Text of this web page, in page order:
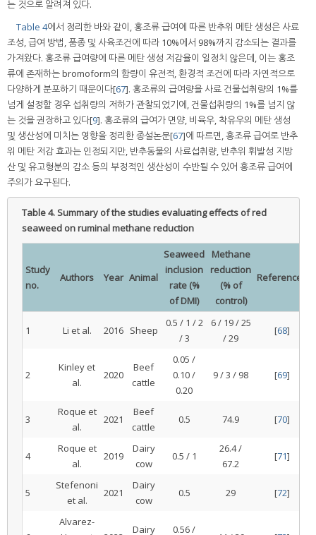
는 것으로 알려져 있다.
Table 4에서 정리한 바와 같이, 홍조류 급여에 따른 반추위 메탄 생성은 사료
조성, 급여 방법, 품종 및 사육조건에 따라 10%에서 98%까지 감소되는 결과를
가져왔다. 홍조류 급여량에 따른 메탄 생성 저감율이 일정치 않은데, 이는 홍조
류에 존재하는 bromoform의 함량이 유전적, 환경적 조건에 따라 자연적으로
다양하게 분포하기 때문이다[67]. 홍조류의 급여량을 사료 건물섭취량의 1%를
넘게 설정할 경우 섭취량의 저하가 관찰되었기에, 건물섭취량의 1%를 넘지 않
는 것을 권장하고 있다[9]. 홍조류의 급여가 면양, 비육우, 착유우의 메탄 생성
및 생산성에 미치는 영향을 정리한 종설논문[67]에 따르면, 홍조류 급여로 반추
위 메탄 저감 효과는 인정되지만, 반추동물의 사료섭취량, 반추위 휘발성 지방
산 및 유고형분의 감소 등의 부정적인 생산성이 수반될 수 있어 홍조류 급여에
주의가 요구된다.
Table 4.Summary of the studies evaluating effects of red
seaweed on ruminal methane reduction
Study
no.
Authors Year Animal
Seaweed
inclusion
rate (%
of DMI)
Methane
reduction
(% of
control)
References
1 Li et al. 2016 Sheep
0.5 / 1 / 2
/ 3
6 / 19 / 25
/ 29
[68]
2
Kinley et
al.
2020
Beef
cattle
0.05 /
0.10 /
0.20
9 / 3 / 98 [69]
3
Roque et
al.
2021
Beef
cattle
0.5 74.9 [70]
4
Roque et
al.
2019
Dairy
cow
0.5 / 1
26.4 /
67.2
[71]
5
Stefenoni
et al.
2021
Dairy
cow
0.5 29 [72]
Alvarez-
Dairy
0.56 /